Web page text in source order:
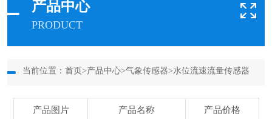
产品中心
PRODUCT
当前位置： 首页 >产品中心>气象传感器>水位流速流量传感器
产品图片 产品名称 产品价格